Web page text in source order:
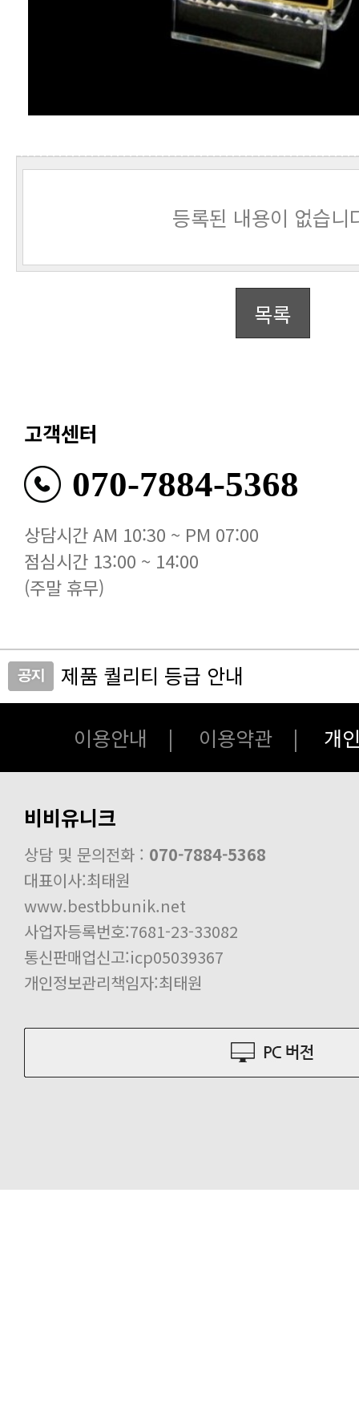
등록된 내용이 없습니
목록
고객센터
070-7884-5368
상담시간 AM 10:30 ~ PM 07:00
점심시간 13:00 ~ 14:00
(주말 휴무)
제품 퀄리티 등급 안내
비비유니크 사이트 접속 안내드립
개인통관번호 주소 추가 및 수정 안
회원등급,회원혜택 안내공지!
비비유니크 카드결제 안내!!
최고급버전의 하이앤드 상품 주문
디도스 공격으로 인해 게시판 삭제
PC버전/모바일버전 리뉴얼 (보수)
배송진행 중 세관심사 보류 공지
이용안내 | 이용약관 | 개
비비유니크
상담 및 문의전화 : 070-7884-5368
대표이사:최태원
www.bestbbunik.net
사업자등록번호:7681-23-33082
통신판매업신고:icp05039367
개인정보관리책임자:최태원